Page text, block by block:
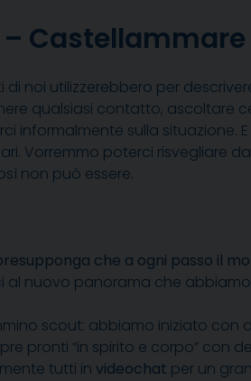
– Castellammare
noi utilizzerebbero per
qualsiasi contatto,
informalmente sulla situazione.
Vorremmo poterci risvegliare
non può essere.
che a ogni passo il
nuovo panorama che
scout: abbiamo iniziato con
pronti “in spirito e corpo” con
tutti in videochat per un